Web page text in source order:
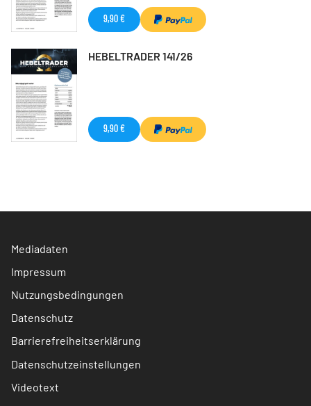
9,90 €
HEBELTRADER 141/26
9,90 €
Mediadaten
Impressum
Nutzungsbedingungen
Datenschutz
Barrierefreiheitserklärung
Datenschutzeinstellungen
Videotext